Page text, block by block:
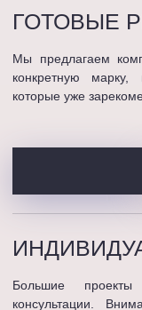
ГОТОВЫЕ
Мы предлагаем
конкретную
которые уже
Большие
консультации.